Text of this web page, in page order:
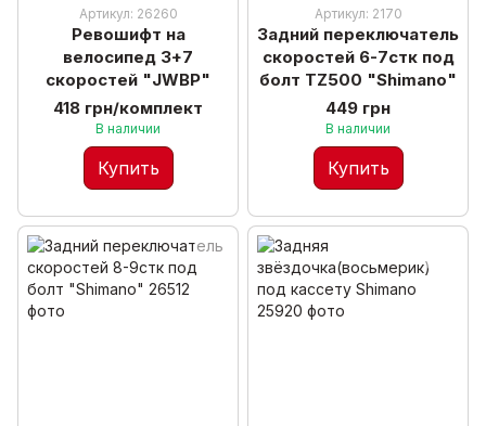
Артикул: 26260
Ревошифт на
велосипед 3+7
скоростей "JWBP"
418 грн/комплект
В наличии
Купить
Артикул: 2170
Задний переключатель
скоростей 6-7стк под
болт TZ500 "Shimano"
449 грн
В наличии
Купить